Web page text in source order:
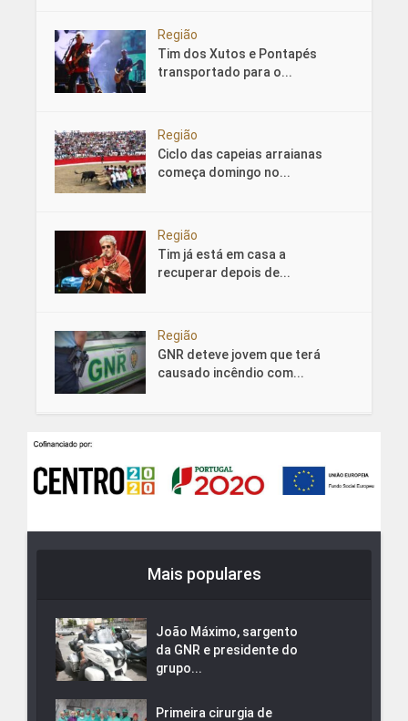
Região
Tim dos Xutos e Pontapés
transportado para o...
Região
Ciclo das capeias arraianas
começa domingo no...
Região
Tim já está em casa a
recuperar depois de...
Região
GNR deteve jovem que terá
causado incêndio com...
Mais populares
João Máximo, sargento
da GNR e presidente do
grupo...
Primeira cirurgia de